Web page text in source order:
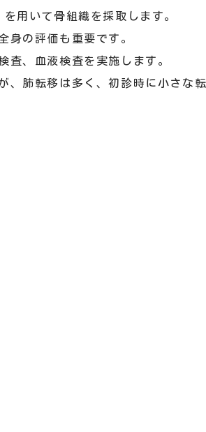
用いて骨組織を採取します。
身の評価も重要です。
査、血液検査を実施します。
、肺転移は多く、初診時に小さな